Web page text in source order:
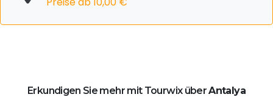
Erkundigen Sie mehr mit Tourwix überAntalya